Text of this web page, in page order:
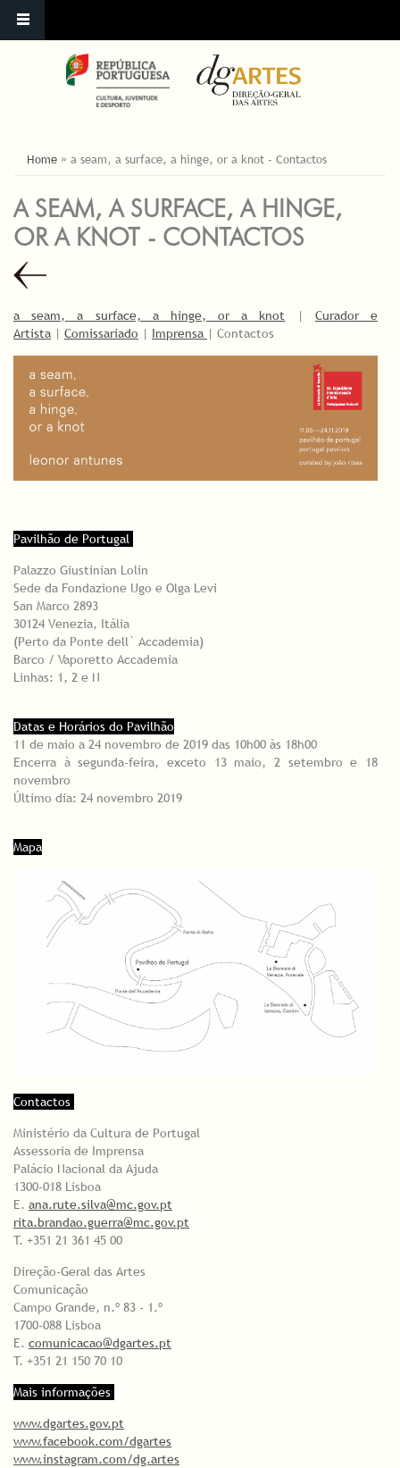
ESTÁ AQUI
Home » a seam, a surface, a hinge, or a knot - Contactos
A SEAM, A SURFACE, A HINGE,
OR A KNOT - CONTACTOS
a seam, a surface, a hinge, or a knot | Curador e
Artista | Comissariado | Imprensa | Contactos
Pavilhão de Portugal
Palazzo Giustinian Lolin
Sede da Fondazione Ugo e Olga Levi
San Marco 2893
30124 Venezia, Itália
(Perto da Ponte dell` Accademia)
Barco / Vaporetto Accademia
Linhas: 1, 2 e N
Datas e Horários do Pavilhão
11 de maio a 24 novembro de 2019 das 10h00 às 18h00
Encerra à segunda-feira, exceto 13 maio, 2 setembro e 18
novembro
Último dia: 24 novembro 2019
Mapa
Contactos
Ministério da Cultura de Portugal
Assessoria de Imprensa
Palácio Nacional da Ajuda
1300-018 Lisboa
E. ana.rute.silva@mc.gov.pt
rita.brandao.guerra@mc.gov.pt
T. +351 21 361 45 00
Direção-Geral das Artes
Comunicação
Campo Grande, n.º 83 - 1.º
1700-088 Lisboa
E. comunicacao@dgartes.pt
T. +351 21 150 70 10
Mais informações
www.dgartes.gov.pt
www.facebook.com/dgartes
www.instagram.com/dg.artes